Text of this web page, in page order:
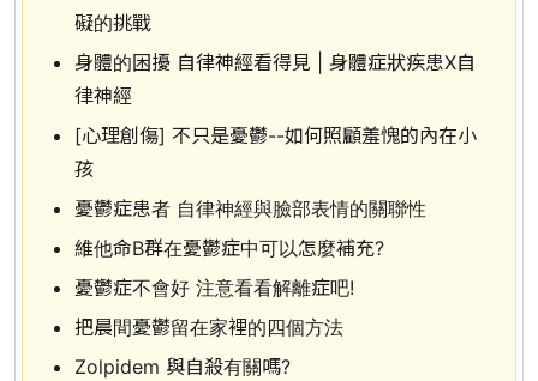
礙的挑戰
身體的困擾 自律神經看得見 | 身體症狀疾患X自
律神經
[心理創傷] 不只是憂鬱--如何照顧羞愧的內在小
孩
憂鬱症患者 自律神經與臉部表情的關聯性
維他命B群在憂鬱症中可以怎麼補充?
憂鬱症不會好 注意看看解離症吧!
把晨間憂鬱留在家裡的四個方法
Zolpidem 與自殺有關嗎?